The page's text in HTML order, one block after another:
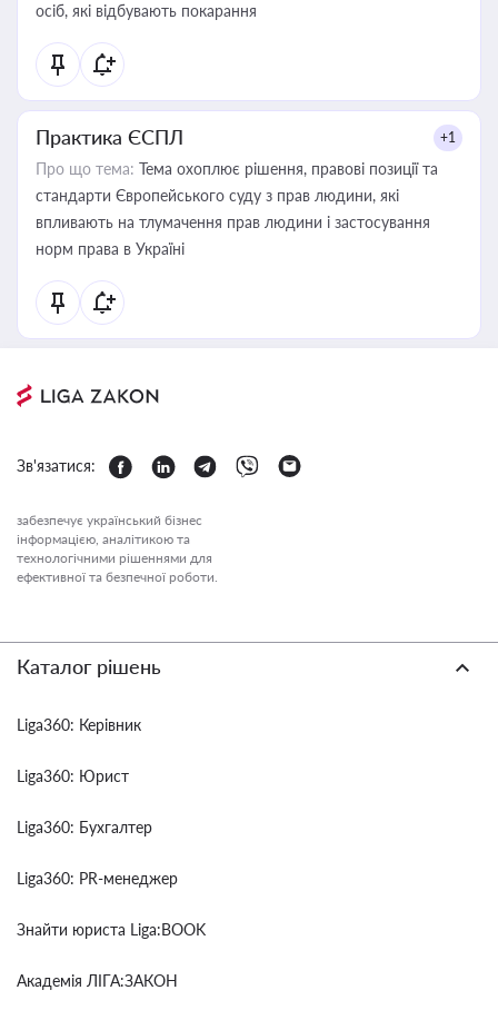
осіб, які відбувають покарання
Практика ЄСПЛ +1
Про що тема: Тема охоплює рішення, правові позиції та
стандарти Європейського суду з прав людини, які
впливають на тлумачення прав людини і застосування
норм права в Україні
Зв'язатися:
забезпечує український бізнес
інформацією, аналітикою та
технологічними рішеннями для
ефективної та безпечної роботи.
Каталог рішень
Liga360: Керівник
Liga360: Юрист
Liga360: Бухгалтер
Liga360: PR-менеджер
Знайти юриста Liga:BOOK
Академія ЛІГА:ЗАКОН